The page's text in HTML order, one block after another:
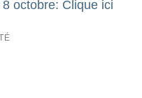
octobre: Clique ici